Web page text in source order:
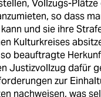
Vollzugs-
so dass
und sie ihre
Kulturkreises
beauftragte
Justizvollzug dafür
zur
nachweisen, was